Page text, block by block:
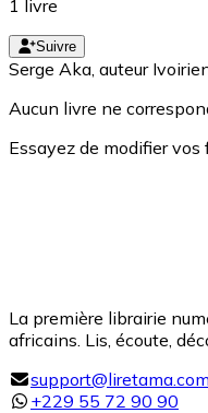
1 livre
Suivre
Serge Aka, auteur
Aucun livre ne
Essayez de modifier vos
La première librairie
africains. Lis, écoute,
support@liretama.com
+229 55 72 90 90